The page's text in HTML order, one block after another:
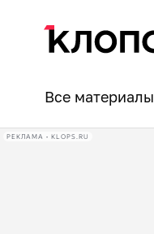
Все материалы
РЕКЛАМА • KLOPS.RU